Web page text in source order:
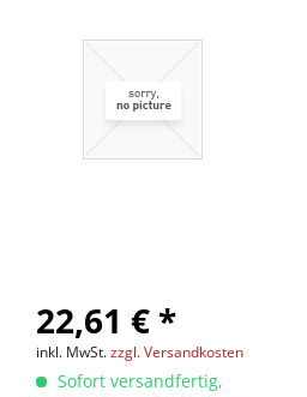
22,61 € *
inkl. MwSt.zzgl. Versandkosten
Sofort versandfertig,